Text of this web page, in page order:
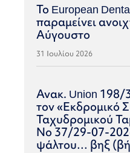
Το European
παραμείνει
Αύγουστο
31 Ιουλίου 2026
Ανακ. Union
τον «Εκδρομικό
Ταχυδρομικού
Νο 37/29-07-
ψάλτου… βηξ